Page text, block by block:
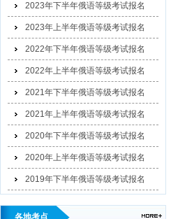
2023年下半年俄语等级考试报名
2023年上半年俄语等级考试报名
2022年下半年俄语等级考试报名
2022年上半年俄语等级考试报名
2021年下半年俄语等级考试报名
2021年上半年俄语等级考试报名
2020年下半年俄语等级考试报名
2020年上半年俄语等级考试报名
2019年下半年俄语等级考试报名
各地考点